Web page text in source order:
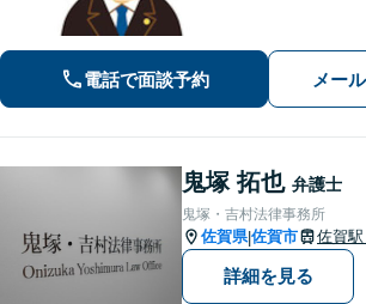
電話で面談予約 メー
鬼塚 拓也 弁護士
鬼塚・吉村法律事務所
佐賀県|佐賀市 佐賀駅
詳細を見る